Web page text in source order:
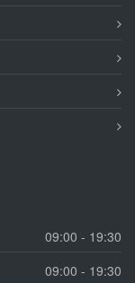
09:00 - 19:30
09:00 - 19:30